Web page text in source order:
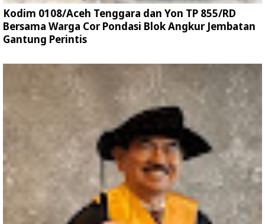
Kodim 0108/Aceh Tenggara dan Yon TP 855/RD
Bersama Warga Cor Pondasi Blok Angkur Jembatan
Gantung Perintis